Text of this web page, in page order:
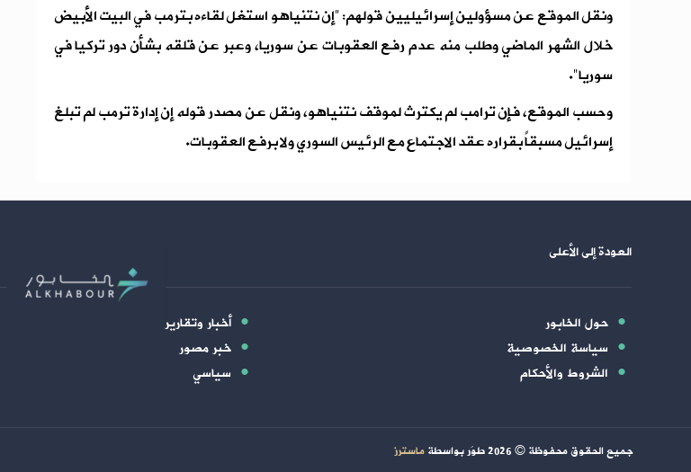
ونقل الموقع عن مسؤولين إسرائيليين قولهم: "إن نتنياهو استغل لقاءه بترمب في البيت الأبيض
خلال الشهر الماضي وطلب منه عدم رفع العقوبات عن سوريا، وعبر عن قلقه بشأن دور تركيا في
سوريا".
وحسب الموقع، فإن ترامب لم يكترث لموقف نتنياهو، ونقل عن مصدر قوله إن إدارة ترمب لم تبلغ
إسرائيل مسبقاً بقراره عقد الاجتماع مع الرئيس السوري ولا برفع العقوبات.
العودة إلى الأعلى
حول الخابور
سياسة الخصوصية
الشروط والأحكام
أخبار وتقارير
خبر مصور
سياسي
جميع الحقوق محفوظة ©2026طوَر بواسطةماسترز